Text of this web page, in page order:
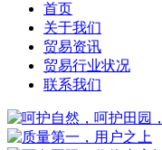
首页
关于我们
贸易资讯
贸易行业状况
联系我们